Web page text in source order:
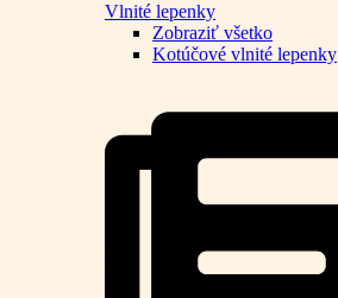
Vlnité lepenky
Zobraziť všetko
Kotúčové vlnité lepenky